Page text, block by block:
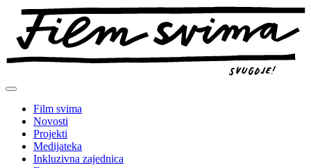
Preskoči
sadržaj
Film svima
Novosti
Projekti
Medijateka
Inkluzivna zajednica